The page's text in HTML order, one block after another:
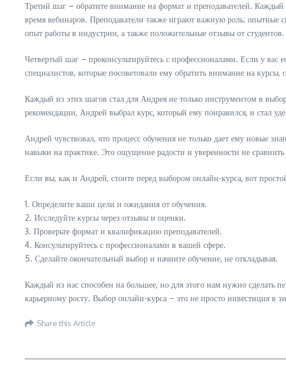
Третий шаг – обратите внимание на формат и преподавателей.
время вебинаров. Преподаватели также играют важную роль: опытные
опыт работы в индустрии, а также положительные отзывы от студентов.
Четвертый шаг – проконсультируйтесь с профессионалами. Если у вас
специалистов, которые посоветовали ему обратить внимание на
Каждый из этих шагов стал для Андрея не только инструментом в
рекомендации, Андрей выбрал курс, который ему понравился, и стал
Андрей чувствовал, что процесс обучения не только дает ему новые
навыки на практике. Это ощущение радости и уверенности не
Если вы, как и Андрей, стоите перед выбором онлайн-курса, вот
1. Определите ваши цели и ожидания от обучения.
2. Исследуйте курсы через отзывы и оценки.
3. Проверьте формат и квалификацию преподавателей.
4. Консультируйтесь с профессионалами в вашей сфере.
5. Сделайте окончательный выбор и начните обучение, не откладывая.
Каждый из нас способен на большее, но для этого нам нужно сделать
карьерному росту. Выбор онлайн-курса – это не просто инвестиция в
Share this Article